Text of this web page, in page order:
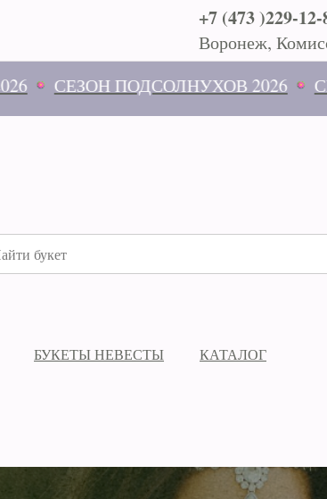
+7 (473 )229-12-
Воронеж,
СЕЗОН ПОДСОЛНУХОВ 2026
БУКЕТЫ НЕВЕСТЫ КАТАЛОГ